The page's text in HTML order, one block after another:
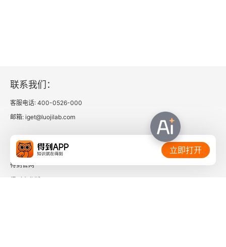
之瓠，何不虑以为大樽而浮乎江湖，而忧其瓠落无
所容？则夫子犹有蓬之心也夫！” 惠子谓庄子
曰：“吾有大树，人谓之樗。其大本拥肿而不中绳
墨，其小枝卷曲而不中规矩，立之涂，匠者不顾。
今子之言，大而无用，众所同去也。” 庄子曰：“子
独不见狸狌乎？卑身而伏，以候敖者；东西跳梁，
联系我们：
客服电话: 400-0526-000
邮箱: iget@luojilab.com
相关链接：
得到官网
立即打开